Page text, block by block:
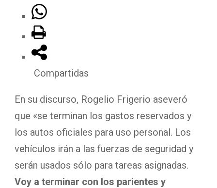
Compartidas
En su discurso, Rogelio Frigerio aseveró
que «se terminan los gastos reservados y
los autos oficiales para uso personal. Los
vehículos irán a las fuerzas de seguridad y
serán usados sólo para tareas asignadas.
Voy a terminar con los parientes y